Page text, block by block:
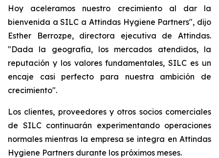
Hoy aceleramos nuestro crecimiento al dar la
bienvenida a SILC a Attindas Hygiene Partners", dijo
Esther Berrozpe, directora ejecutiva de Attindas.
"Dada la geografía, los mercados atendidos, la
reputación y los valores fundamentales, SILC es un
encaje casi perfecto para nuestra ambición de
crecimiento".
Los clientes, proveedores y otros socios comerciales
de SILC continuarán experimentando operaciones
normales mientras la empresa se integra en Attindas
Hygiene Partners durante los próximos meses.